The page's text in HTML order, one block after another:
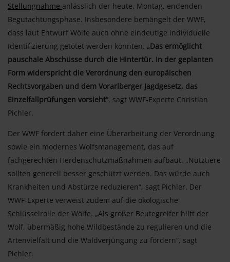
Stellungnahme anlässlich der heute, Montag, endenden
Begutachtungsphase. Insbesondere bemängelt der WWF,
dass laut Entwurf Wölfe auch ohne eindeutige individuelle
Identifizierung getötet werden könnten. „Das ermöglicht
pauschale Abschüsse durch die Hintertür. In der geplanten
Form widerspricht die Verordnung den europäischen
Rechtsvorgaben und dem Vorarlberger Jagdgesetz, das
Einzelfallprüfungen vorsieht“, sagt WWF-Experte Christian
Pichler.
Der WWF fordert daher eine Überarbeitung der Verordnung
sowie ein modernes Wolfsmanagement, das auf
fachgerechten Herdenschutzmaßnahmen aufbaut. „Nutztiere
sollten generell besser geschützt werden. Das würde auch
Krankheiten und Abstürze reduzieren“, sagt Pichler. Der
WWF-Experte verweist zudem auf die ökologische
Schlüsselrolle der Wölfe. „Als großer Beutegreifer hilft der
Wolf, übermäßig hohe Wildbestände zu regulieren und die
Artenvielfalt und die Waldverjüngung zu fördern“, sagt
Pichler.